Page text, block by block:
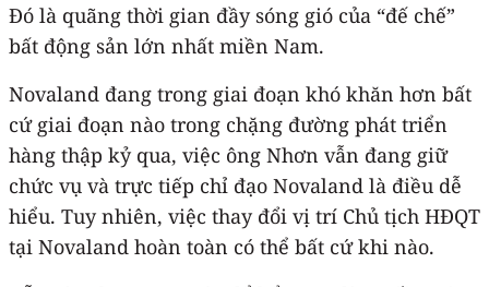
Đó là quãng thời gian đầy sóng gió của “đế chế”
bất động sản lớn nhất miền Nam.
Novaland đang trong giai đoạn khó khăn hơn bất
cứ giai đoạn nào trong chặng đường phát triển
hàng thập kỷ qua, việc ông Nhơn vẫn đang giữ
chức vụ và trực tiếp chỉ đạo Novaland là điều dễ
hiểu. Tuy nhiên, việc thay đổi vị trí Chủ tịch HĐQT
tại Novaland hoàn toàn có thể bất cứ khi nào.